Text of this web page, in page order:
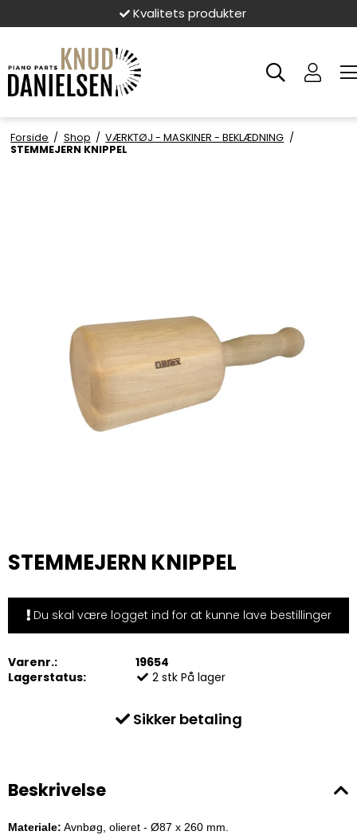
Kvalitets produkter
Forside / Shop / VÆRKTØJ - MASKINER - BEKLÆDNING /
STEMMEJERN KNIPPEL
STEMMEJERN KNIPPEL
Du skal være logget ind for at kunne lave bestillinger
Varenr.:
19654
Lagerstatus:
2stk På lager
Sikker betaling
Beskrivelse
Materiale: Avnbøg, olieret - Ø87 x 260 mm.